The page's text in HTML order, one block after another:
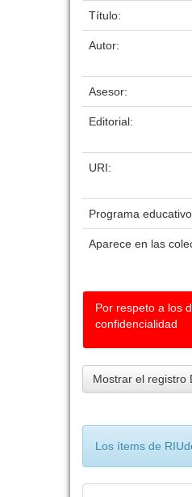
Título:
Autor:
Asesor:
Editorial:
URI:
Programa
Aparece en las
Por respeto a los
confidencialidad
Mostrar el registro
Los ítems de